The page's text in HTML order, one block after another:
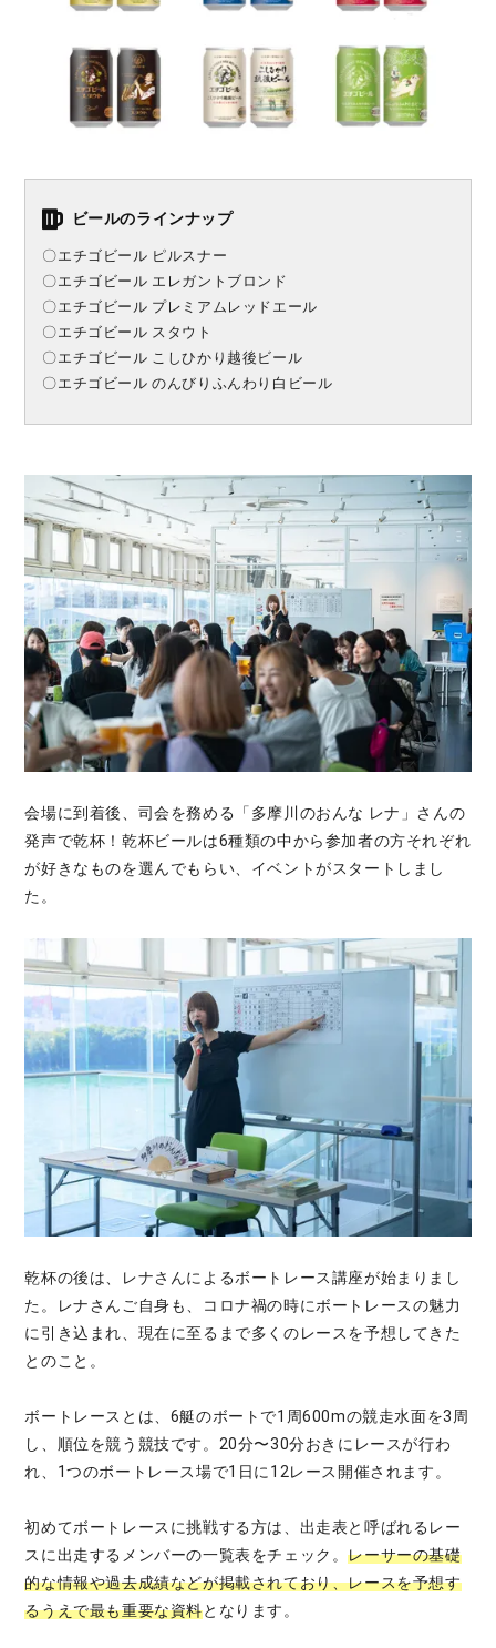
ビールのラインナップ
〇エチゴビール ピルスナー
〇エチゴビール エレガントブロンド
〇エチゴビール プレミアムレッドエール
〇エチゴビール スタウト
〇エチゴビール こしひかり越後ビール
〇エチゴビール のんびりふんわり白ビール
会場に到着後、司会を務める「多摩川のおんな レナ」さんの
発声で乾杯！乾杯ビールは6種類の中から参加者の方それぞれ
が好きなものを選んでもらい、イベントがスタートしまし
た。
乾杯の後は、レナさんによるボートレース講座が始まりまし
た。レナさんご自身も、コロナ禍の時にボートレースの魅力
に引き込まれ、現在に至るまで多くのレースを予想してきた
とのこと。
ボートレースとは、6艇のボートで1周600mの競走水面を3周
し、順位を競う競技です。20分〜30分おきにレースが行わ
れ、1つのボートレース場で1日に12レース開催されます。
初めてボートレースに挑戦する方は、出走表と呼ばれるレー
スに出走するメンバーの一覧表をチェック。レーサーの基礎
的な情報や過去成績などが掲載されており、レースを予想す
るうえで最も重要な資料となります。